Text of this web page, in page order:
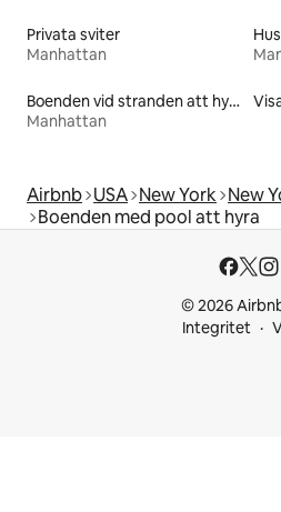
Privata sviter
Manhattan
Boenden vid stranden att hyra
Manhattan
Airbnb USA New York New
Boenden med pool att hyra
© 2026
Integritet